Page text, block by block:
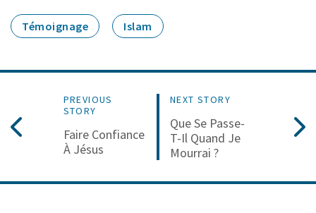
Témoignage Islam
PREVIOUS
STORY
Faire Confiance
À Jésus
NEXT STORY
Que Se Passe-
T-Il Quand Je
Mourrai ?